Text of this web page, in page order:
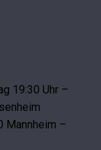
19:30 Uhr –
Mannheim –